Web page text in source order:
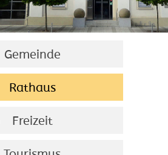
Gemeinde
Rathaus
Freizeit